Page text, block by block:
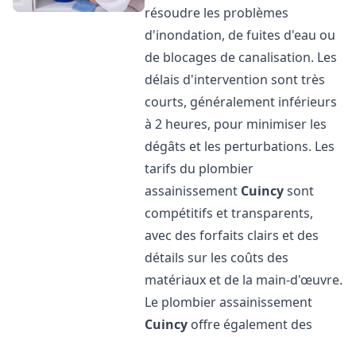
résoudre les problèmes
d'inondation, de fuites d'eau ou
de blocages de canalisation. Les
délais d'intervention sont très
courts, généralement inférieurs
à 2 heures, pour minimiser les
dégâts et les perturbations. Les
tarifs du plombier
assainissement Cuincysont
compétitifs et transparents,
avec des forfaits clairs et des
détails sur les coûts des
matériaux et de la main-d'œuvre.
Le plombier assainissement
Cuincy offre également des